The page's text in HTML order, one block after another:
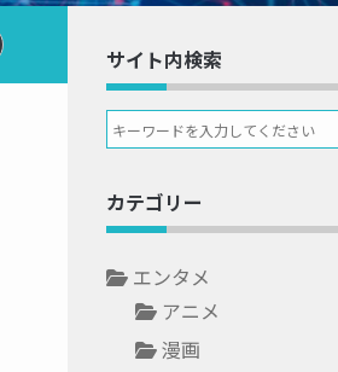
サイト内検索
カテゴリー
エンタメ
アニメ
漫画